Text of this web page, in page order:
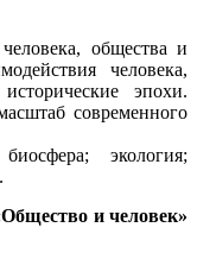
общества и
человека,
эпохи.
современного
биосфера; экология;
и человек»